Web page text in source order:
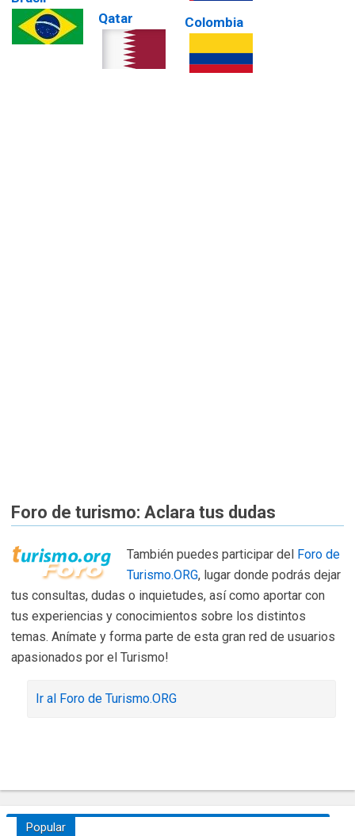
Qatar Colombia
Foro de turismo: Aclara tus dudas
También puedes participar del Foro de
Turismo.ORG, lugar donde podrás dejar
tus consultas, dudas o inquietudes, así como aportar con
tus experiencias y conocimientos sobre los distintos
temas. Anímate y forma parte de esta gran red de usuarios
apasionados por el Turismo!
Ir al Foro de Turismo.ORG
Popular